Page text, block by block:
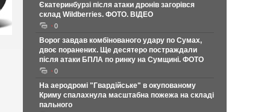
Єкатеринбурзі після атаки дронів загорівся
склад Wildberries. ФОТО. ВІДЕО
0
Ворог завдав комбінованого удару по Сумах,
двоє поранених. Ще десятеро постраждали
після атаки БПЛА по ринку на Сумщині. ФОТО
0
На аеродромі "Гвардійське" в окупованому
Криму спалахнула масштабна пожежа на складі
пального